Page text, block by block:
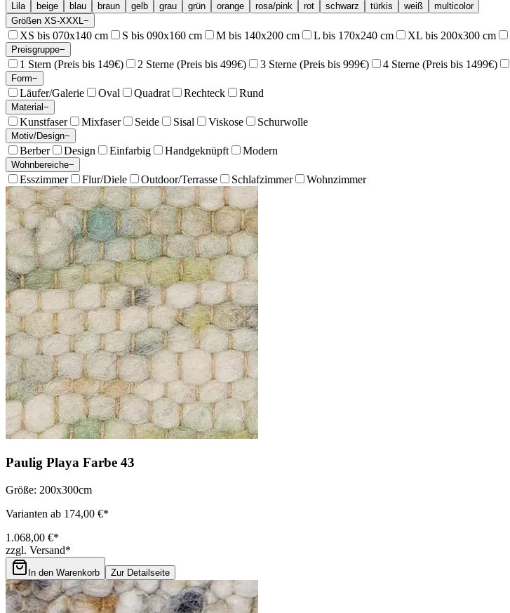
Lila
beige blau braun gelb grau grün orange rosa/pink rot schwarz türkis weiß
multicolor
Größen XS-XXXL−
XS bis 070x140 cm S bis 090x160 cm M bis 140x200 cm L bis 170x240 cm XL bis 200x300 cm
Preisgruppe−
1 Stern (Preis bis 149€) 2 Sterne (Preis bis 499€) 3 Sterne (Preis bis 999€) 4 Sterne (Preis bis 1499€)
Form−
Läufer/Galerie Oval Quadrat Rechteck Rund
Material−
Kunstfaser Mixfaser Seide Sisal Viskose Schurwolle
Motiv/Design−
Berber Design Einfarbig Handgeknüpft Modern
Wohnbereiche−
Esszimmer Flur/Diele Outdoor/Terrasse Schlafzimmer Wohnzimmer
Paulig Playa Farbe 43
Größe: 200x300cm
Varianten ab 174,00 €*
1.068,00 €*
zzgl. Versand*
In den Warenkorb Zur Detailseite